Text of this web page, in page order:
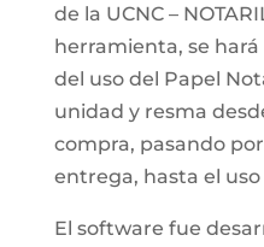
de la UCNC –
herramienta, se
del uso del Papel
unidad y resma
compra, pasando
entrega, hasta el
El software fue